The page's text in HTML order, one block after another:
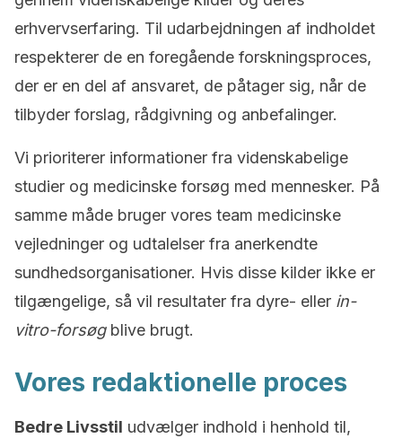
erhvervserfaring. Til udarbejdningen af indholdet
respekterer de en foregående forskningsproces,
der er en del af ansvaret, de påtager sig, når de
tilbyder forslag, rådgivning og anbefalinger.
Vi prioriterer informationer fra videnskabelige
studier og medicinske forsøg med mennesker. På
samme måde bruger vores team medicinske
vejledninger og udtalelser fra anerkendte
sundhedsorganisationer. Hvis disse kilder ikke er
tilgængelige, så vil resultater fra dyre- eller in-
vitro-forsøgblive brugt.
Vores redaktionelle proces
Bedre Livsstil udvælger indhold i henhold til,